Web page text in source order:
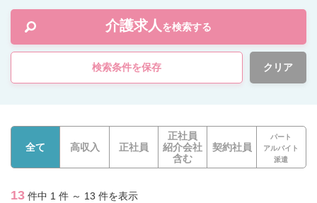
介護求人 を検索する
検索条件を保存 クリア
全て 高収入 正社員
正社員
紹介会社
含む
契約社員
パート
アルバイト
派遣
13 件中 1 件 ～ 13 件を表示